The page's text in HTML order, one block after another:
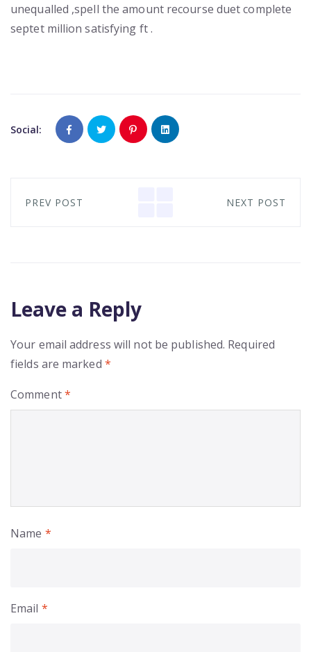
unequalled ,spell the amount recourse duet complete
septet million satisfying ft .
Social:
PREV POST NEXT POST
Leave a Reply
Your email address will not be published. Required
fields are marked *
Comment*
Name *
Email *